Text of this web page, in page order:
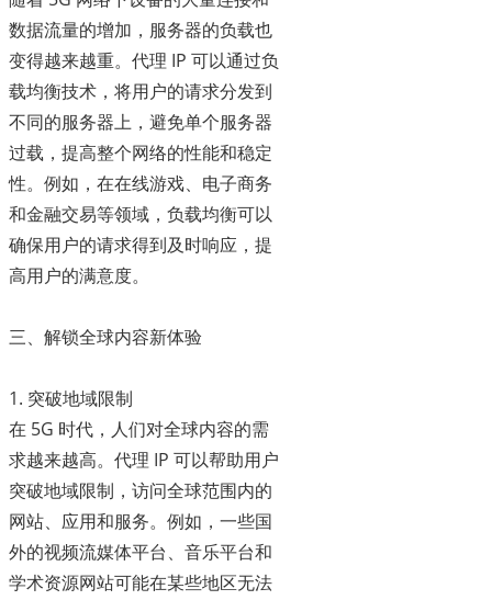
数据流量的增加，服务器的负载也
变得越来越重。代理 IP 可以通过负
载均衡技术，将用户的请求分发到
不同的服务器上，避免单个服务器
过载，提高整个网络的性能和稳定
性。例如，在在线游戏、电子商务
和金融交易等领域，负载均衡可以
确保用户的请求得到及时响应，提
高用户的满意度。
三、解锁全球内容新体验
1. 突破地域限制
在 5G 时代，人们对全球内容的需
求越来越高。代理 IP 可以帮助用户
突破地域限制，访问全球范围内的
网站、应用和服务。例如，一些国
外的视频流媒体平台、音乐平台和
学术资源网站可能在某些地区无法